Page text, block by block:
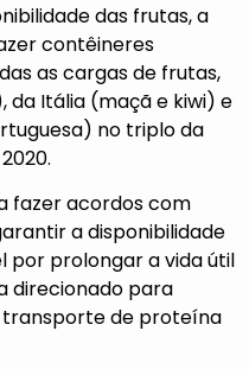
das frutas, a
contêineres
as cargas de frutas,
da Itália (maçã e kiwi) e
no triplo da
fazer acordos com
a disponibilidade
por prolongar a vida útil
direcionado para
transporte de proteína